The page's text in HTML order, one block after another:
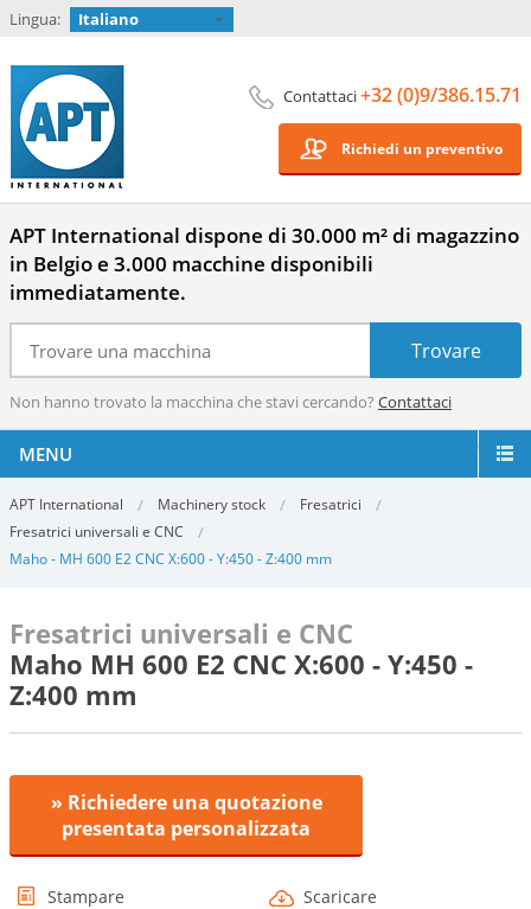
Lingua: Italiano
Contattaci+32 (0)9/386.15.71
Richiedi un preventivo
APT International dispone di 30.000 m² di magazzino
in Belgio e 3.000 macchine disponibili
immediatamente.
Non hanno trovato la macchina che stavi cercando? Contattaci
MENU
APT International Machinery stock
Fresatrici
Fresatrici universali e CNC
Maho - MH 600 E2 CNC X:600 - Y:450 - Z:400 mm
Fresatrici universali e CNC
Maho MH 600 E2 CNC X:600 - Y:450 -
Z:400 mm
» Richiedere una quotazione
presentata personalizzata
Stampare
Scaricare